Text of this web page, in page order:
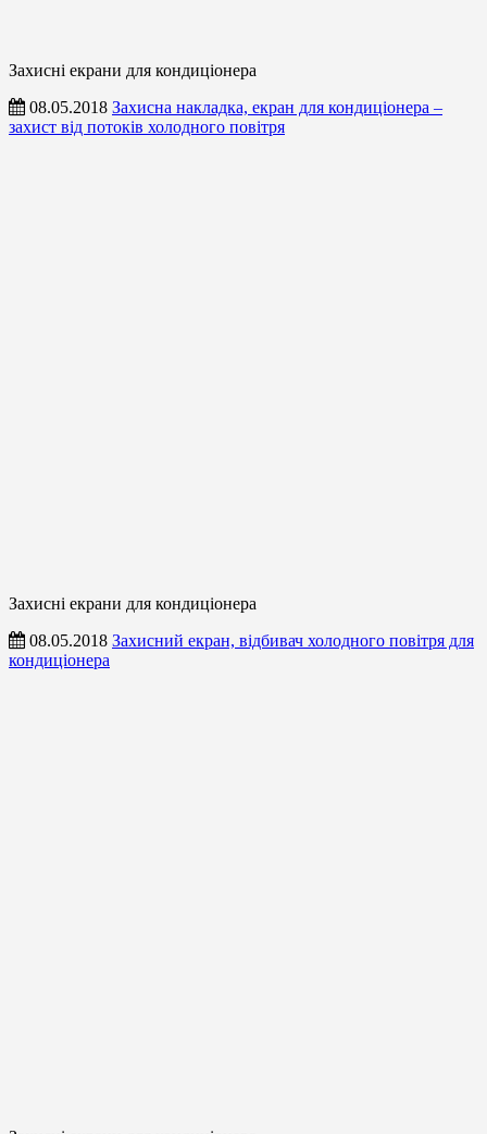
Захисні екрани для кондиціонера
08.05.2018 Захисна накладка, екран для кондиціонера –
захист від потоків холодного повітря
Захисні екрани для кондиціонера
08.05.2018 Захисний екран, відбивач холодного повітря для
кондиціонера